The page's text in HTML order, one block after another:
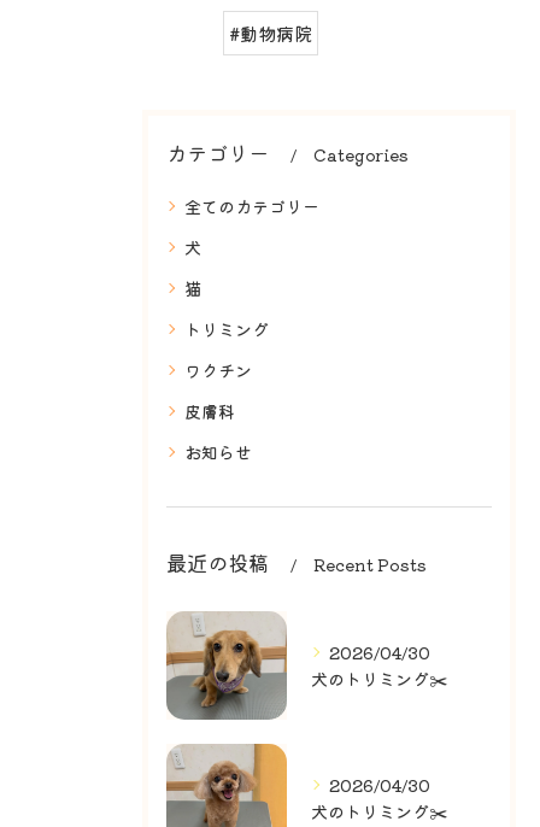
#動物病院
カテゴリー Categories
全てのカテゴリー
犬
猫
トリミング
ワクチン
皮膚科
お知らせ
最近の投稿 Recent Posts
2026/04/30
犬のトリミング✂️
2026/04/30
犬のトリミング✂️